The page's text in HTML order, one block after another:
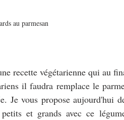
au parmesan
recette végétarienne qui au
il faudra remplace le
Je vous propose aujourd'hui
et grands avec ce